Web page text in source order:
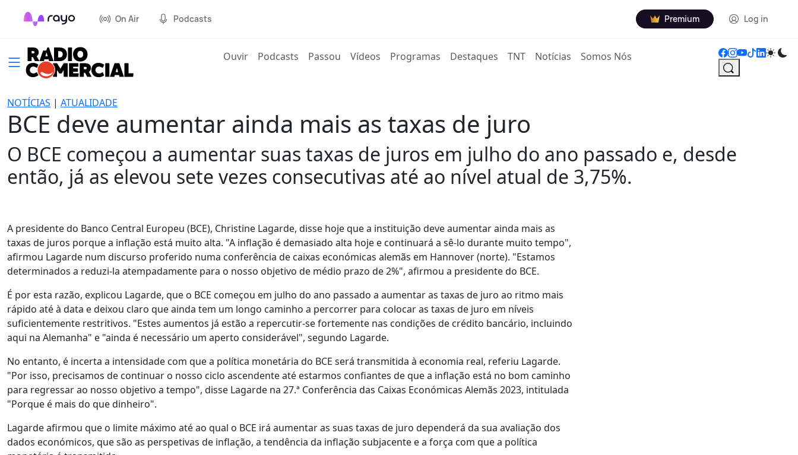
On Air Podcasts Premium Log in
Ouvir(current)
Podcasts Passou Vídeos Programas Destaques TNT Notícias Somos Nós
NOTÍCIAS | ATUALIDADE
BCE deve aumentar ainda mais as taxas de juro
O BCE começou a aumentar suas taxas de juros em julho do ano passado e, desde
então, já as elevou sete vezes consecutivas até ao nível atual de 3,75%.
A presidente do Banco Central Europeu (BCE), Christine Lagarde, disse hoje que a instituição deve aumentar ainda mais as
taxas de juros porque a inflação está muito alta. "A inflação é demasiado alta hoje e continuará a sê-lo durante muito tempo",
afirmou Lagarde num discurso proferido numa conferência de caixas económicas alemãs em Hannover (norte). "Estamos
determinados a reduzi-la atempadamente para o nosso objetivo de médio prazo de 2%", afirmou a presidente do BCE.
É por esta razão, explicou Lagarde, que o BCE começou em julho do ano passado a aumentar as taxas de juro ao ritmo mais
rápido até à data e deixou claro que ainda tem um longo caminho a percorrer para colocar as taxas de juro em níveis
suficientemente restritivos. "Estes aumentos já estão a repercutir-se fortemente nas condições de crédito bancário, incluindo
aqui na Alemanha" e "ainda é necessário um aperto considerável", segundo Lagarde.
No entanto, é incerta a intensidade com que a política monetária do BCE será transmitida à economia real, referiu Lagarde.
"Por isso, precisamos de continuar o nosso ciclo ascendente até estarmos confiantes de que a inflação está no bom caminho
para regressar ao nosso objetivo a tempo", disse Lagarde na 27.ª Conferência das Caixas Económicas Alemãs 2023, intitulada
"Porque é mais do que dinheiro".
Lagarde afirmou que o limite máximo até ao qual o BCE irá aumentar as suas taxas de juro dependerá da sua avaliação dos
dados económicos, que são as perspetivas de inflação, a tendência da inflação subjacente e a força com que a política